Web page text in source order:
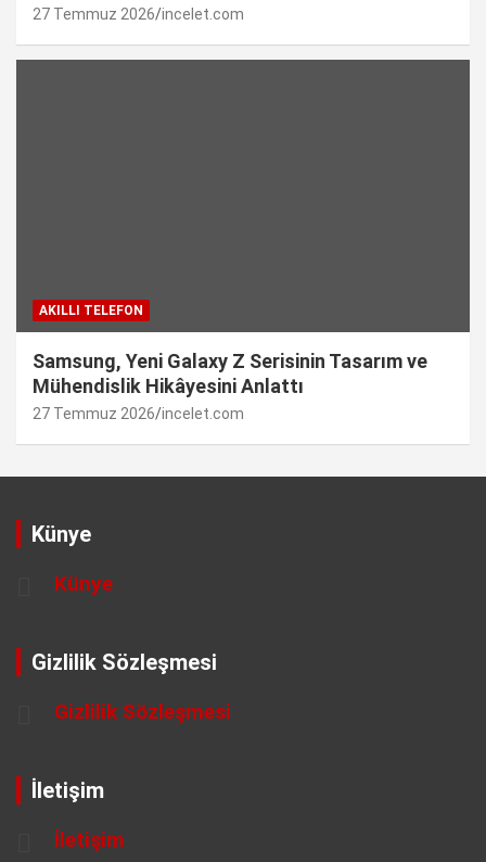
27 Temmuz 2026 incelet.com
AKILLI TELEFON
Samsung, Yeni Galaxy Z Serisinin Tasarım ve
Mühendislik Hikâyesini Anlattı
27 Temmuz 2026 incelet.com
Künye
Künye
Gizlilik Sözleşmesi
Gizlilik Sözleşmesi
İletişim
İletişim